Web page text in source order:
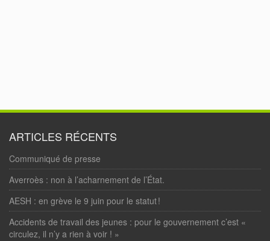
ARTICLES RÉCENTS
Communiqué de presse
Averroès : non à l’acharnement de l’État.
AESH : en grève le 9 juin pour le statut !
Accidents de travail des jeunes : pour le gouvernement c’est «
circulez, il n’y a rien à voir ! »